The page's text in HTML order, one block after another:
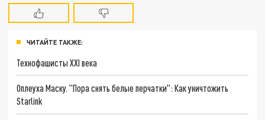
ЧИТАЙТЕ ТАКЖЕ:
Технофашисты XXI века
Оплеуха Маску. "Пора снять белые перчатки": Как уничтожить
Starlink